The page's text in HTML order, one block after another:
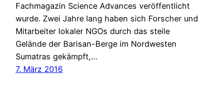
Fachmagazin Science Advances veröffentlicht
wurde. Zwei Jahre lang haben sich Forscher und
Mitarbeiter lokaler NGOs durch das steile
Gelände der Barisan-Berge im Nordwesten
Sumatras gekämpft,…
7. März 2016